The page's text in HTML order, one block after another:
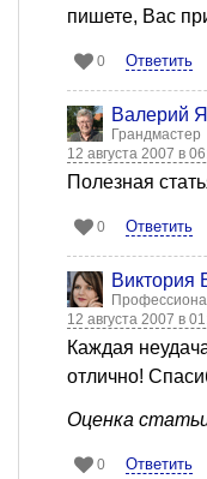
пишете, Вас
0 Ответить
Валерий
Грандмастер
12 августа 2007 в
Полезная
0 Ответить
Виктория
12 августа 2007 в
Каждая
отлично!
Оценка
0 Ответить